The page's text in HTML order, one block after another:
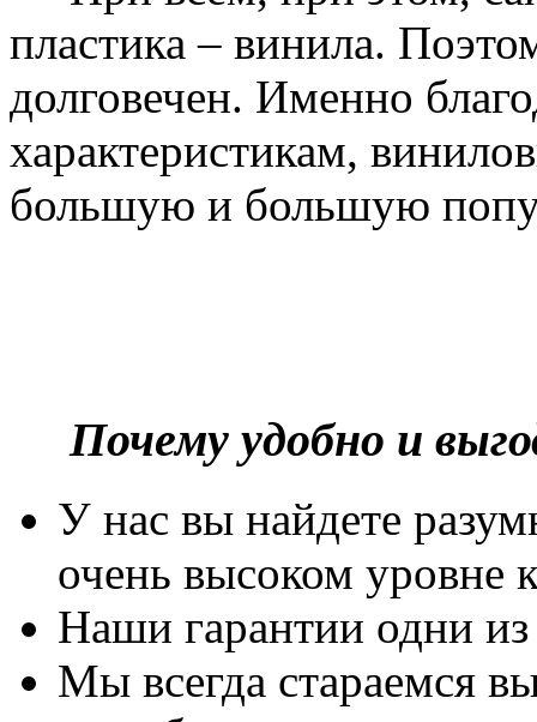
пластика – винила.
долговечен. Именно
характеристикам,
большую и большую
Почему удобно и
У нас вы найдете
очень высоком уровне
Наши гарантии одни
Мы всегда стараемся